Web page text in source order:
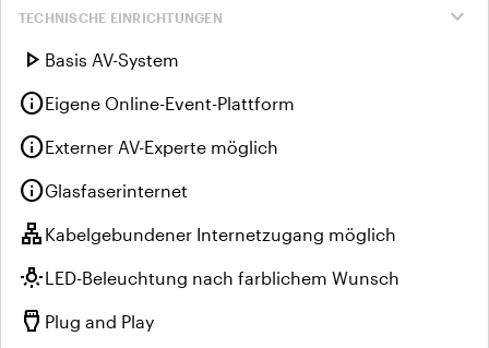
expand_more
TECHNISCHE EINRICHTUNGEN
play_arrow Basis AV-System
infoEigene Online-Event-Plattform
infoExterner AV-Experte möglich
infoGlasfaserinternet
lan Kabelgebundener Internetzugang möglich
wb_incandescentLED-Beleuchtung nach farblichem Wunsch
settings_input_hdmi Plug and Play